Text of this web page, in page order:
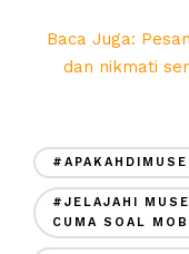
Baca Juga:
dan nikmati
#JELAJAHI
CUMA SOAL